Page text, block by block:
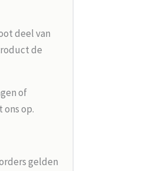
deel van
de
of
op.
gelden